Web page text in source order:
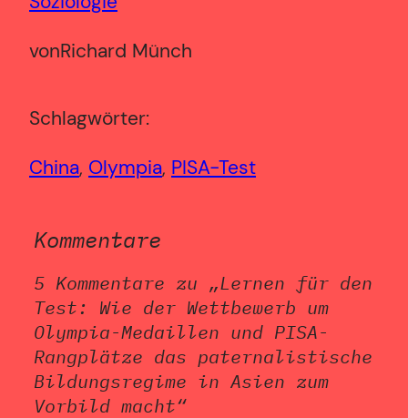
vonRichard Münch
Schlagwörter:
China, Olympia, PISA-Test
Kommentare
5 Kommentare zu „Lernen für den
Test: Wie der Wettbewerb um
Olympia-Medaillen und PISA-
Rangplätze das paternalistische
Bildungsregime in Asien zum
Vorbild macht“